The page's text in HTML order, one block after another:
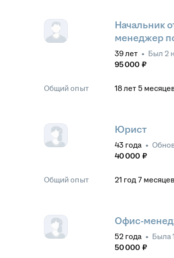
Начальник
менеджер
39лет • Был 2
95 000 ₽
Общий опыт 18лет 5
Юрист
43 года •
40 000 ₽
Общий опыт 21 год 7 месяцев
Офис-
52 года • Была
50 000 ₽